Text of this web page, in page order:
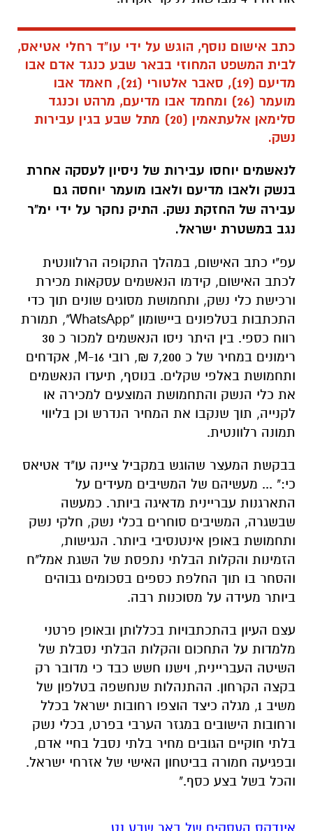
מועמר (26) ומחמד אבו מדיעם, מרהט וכנגד
סלימאן אלעתאמין (20) מתל שבע בגין עבירות
נשק.
לנאשמים יוחסו עבירות של ניסיון לעסקה אחרת
בנשק ולאבו מדיעם ולאבו מועמר יוחסה גם
עבירה של החזקת נשק. התיק נחקר על ידי ימ"ר
עפ"י כתב האישום, במהלך התקופה הרלוונטית
לכתב האישום, קידמו הנאשמים עסקאות מכירת
ורכישת כלי נשק, ותחמושת מסוגים שונים תוך כדי
רווח כספי. בין היתר ניסו הנאשמים למכור כ 30
רימונים במחיר של כ 7,200 ₪, רובי M-16, אקדחים
ותחמושת באלפי שקלים. בנוסף, תיעדו הנאשמים
את כלי הנשק והתחמושת המוצעים למכירה או
לקנייה, תוך שנקבו את המחיר הנדרש וכן בליווי
תמונה רלוונטית.
בבקשת המעצר שהוגש במקביל ציינה עו"ד אטיאס
כי:" ... מעשיהם של המשיבים מעידים על
התארגנות עבריינית מדאיגה ביותר. כמעשה
ותחמושת באופן אינטנסיבי ביותר. הנגישות,
הזמינות והקלות הבלתי נתפסת של השגת אמל"ח
והסחר בו תוך החלפת כספים בסכומים גבוהים
ביותר מעידה על מסוכנות רבה.
עצם העיון בהתכתבויות בכללותן ובאופן פרטני
מלמדות על התחכום והקלות הבלתי נסבלת של
השיטה העבריינית, וישנו חשש כבד כי מדובר רק
משיב 1, מגלה כיצד הוצפו רחובות ישראל בכלל
ורחובות הישובים במגזר הערבי בפרט, בכלי נשק
בלתי חוקיים הגובים מחיר בלתי נסבל בחיי אדם,
ובפגיעה חמורה בביטחון האישי של אזרחי ישראל.
והכל בשל בצע כסף."
אינדקס העסקים של באר שבע נט